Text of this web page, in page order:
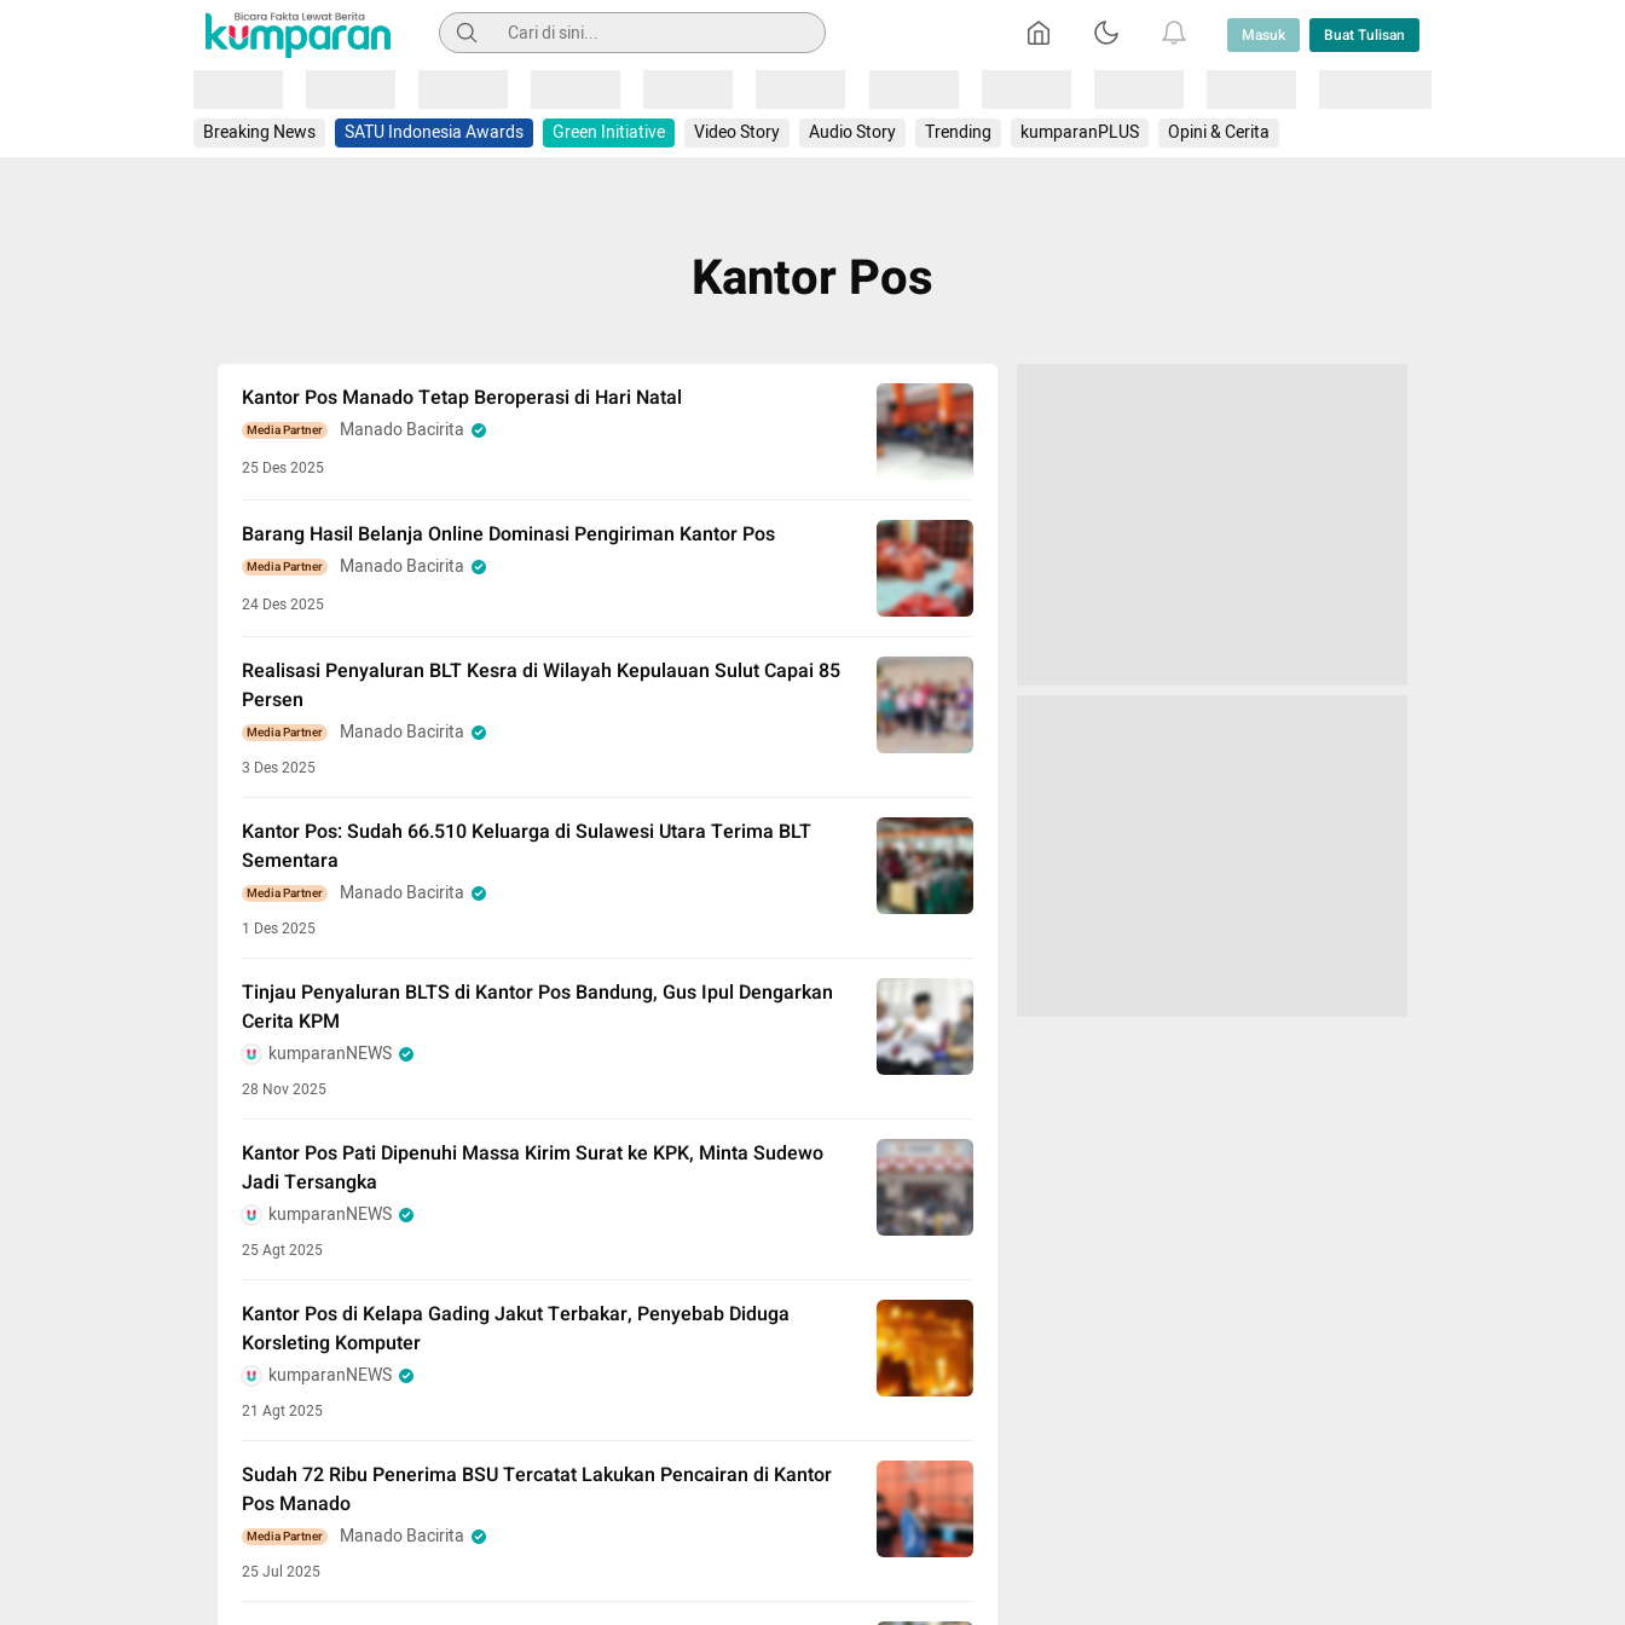
Pencarian Masuk Buat Tulisan
Breaking News SATU Indonesia Awards Green Initiative Video Story Audio Story Trending kumparanPLUS Opini & Cerita
Kantor Pos
Kantor Pos Manado Tetap Beroperasi di Hari Natal
Media Partner Manado Bacirita
25 Des 2025
Barang Hasil Belanja Online Dominasi Pengiriman Kantor Pos
Media Partner Manado Bacirita
24 Des 2025
Realisasi Penyaluran BLT Kesra di Wilayah Kepulauan Sulut Capai 85
Persen
Media Partner Manado Bacirita
3 Des 2025
Kantor Pos: Sudah 66.510 Keluarga di Sulawesi Utara Terima BLT
Sementara
Media Partner Manado Bacirita
1 Des 2025
Tinjau Penyaluran BLTS di Kantor Pos Bandung, Gus Ipul Dengarkan
Cerita KPM
kumparanNEWS
28 Nov 2025
Kantor Pos Pati Dipenuhi Massa Kirim Surat ke KPK, Minta Sudewo
Jadi Tersangka
kumparanNEWS
25 Agt 2025
Kantor Pos di Kelapa Gading Jakut Terbakar, Penyebab Diduga
Korsleting Komputer
kumparanNEWS
21 Agt 2025
Sudah 72 Ribu Penerima BSU Tercatat Lakukan Pencairan di Kantor
Pos Manado
Media Partner Manado Bacirita
25 Jul 2025